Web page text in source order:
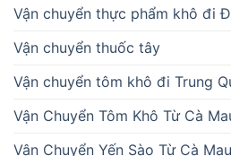
Vận chuyển thực phẩm khô đi
Vận chuyển thuốc tây
Vận chuyển tôm khô đi Trung
Vận Chuyển Tôm Khô Từ Cà
Vận Chuyển Yến Sào Từ Cà